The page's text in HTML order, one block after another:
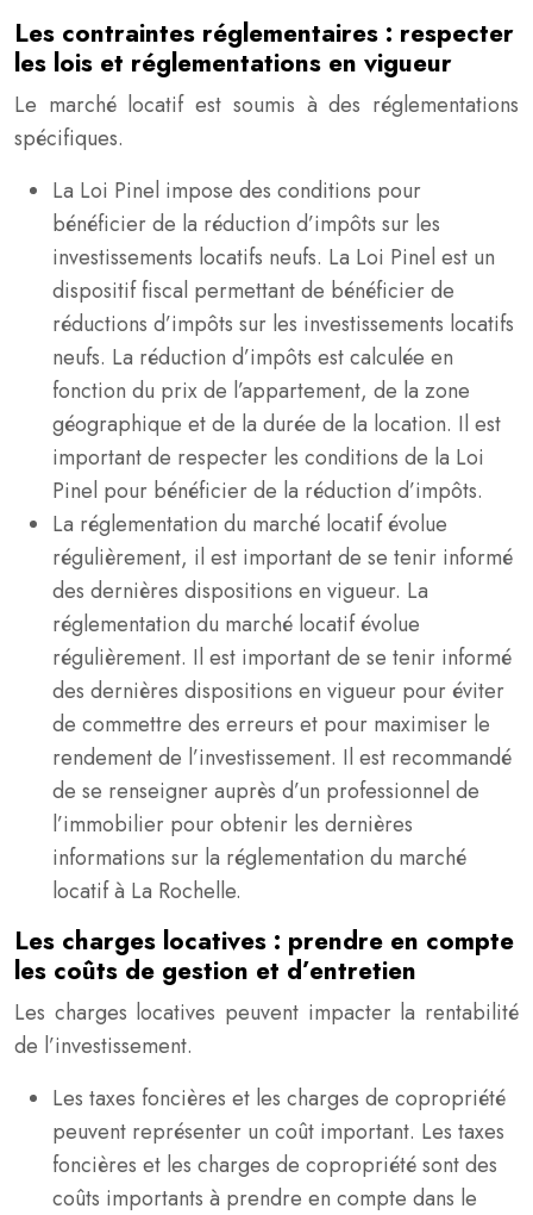
Les contraintes réglementaires : respecter
les lois et réglementations en vigueur
Le marché locatif est soumis à des réglementations
spécifiques.
La Loi Pinel impose des conditions pour
bénéficier de la réduction d’impôts sur les
investissements locatifs neufs. La Loi Pinel est un
dispositif fiscal permettant de bénéficier de
réductions d’impôts sur les investissements locatifs
neufs. La réduction d’impôts est calculée en
fonction du prix de l’appartement, de la zone
géographique et de la durée de la location. Il est
important de respecter les conditions de la Loi
Pinel pour bénéficier de la réduction d’impôts.
La réglementation du marché locatif évolue
régulièrement, il est important de se tenir informé
des dernières dispositions en vigueur. La
réglementation du marché locatif évolue
régulièrement. Il est important de se tenir informé
des dernières dispositions en vigueur pour éviter
de commettre des erreurs et pour maximiser le
rendement de l’investissement. Il est recommandé
de se renseigner auprès d’un professionnel de
l’immobilier pour obtenir les dernières
informations sur la réglementation du marché
locatif à La Rochelle.
Les charges locatives : prendre en compte
les coûts de gestion et d’entretien
Les charges locatives peuvent impacter la rentabilité
de l’investissement.
Les taxes foncières et les charges de copropriété
peuvent représenter un coût important. Les taxes
foncières et les charges de copropriété sont des
coûts importants à prendre en compte dans le